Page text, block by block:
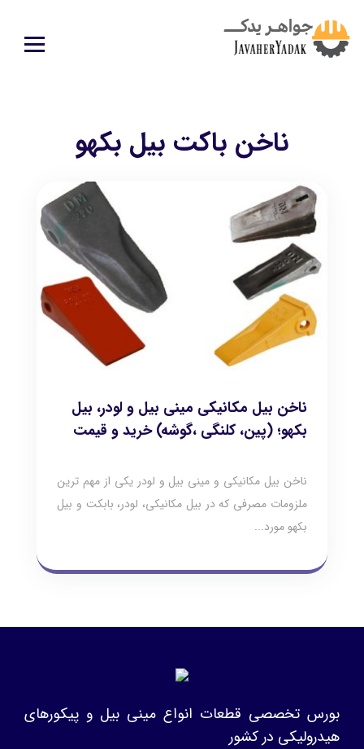
ناخن باكت بيل بكهو
ناخن بیل مکانیکی مینی بیل و لودر، بیل
بکهو؛ (پین، کلنگی ،گوشه) خرید و قیمت
ناخن بیل مکانیکی و مینی بیل و لودر یکی از مهم ترین
ملزومات مصرفی که در بیل مکانیکی، لودر، بابکت و بیل
بکهو مورد...
بورس تخصصی قطعات انواع مینی بیل و پیکورهای
هیدرولیکی در کشور